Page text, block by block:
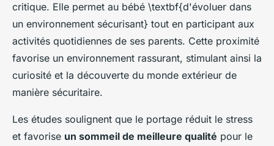
critique. Elle permet au bébé \textbf{d'évoluer dans
un environnement sécurisant} tout en participant aux
activités quotidiennes de ses parents. Cette proximité
favorise un environnement rassurant, stimulant ainsi la
curiosité et la découverte du monde extérieur de
manière sécuritaire.
Les études soulignent que le portage réduit le stress
et favorise un sommeil de meilleure qualité pour le